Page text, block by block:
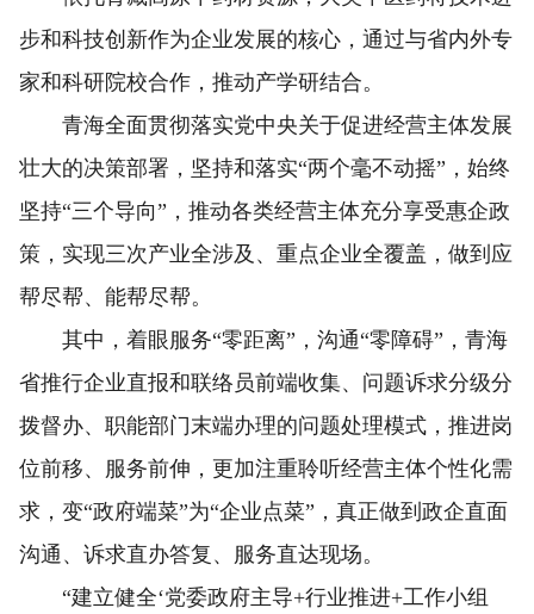
步和科技创新作为企业发展的核心，通过与省内外专
家和科研院校合作，推动产学研结合。
青海全面贯彻落实党中央关于促进经营主体发展
壮大的决策部署，坚持和落实“两个毫不动摇”，始终
坚持“三个导向”，推动各类经营主体充分享受惠企政
策，实现三次产业全涉及、重点企业全覆盖，做到应
帮尽帮、能帮尽帮。
其中，着眼服务“零距离”，沟通“零障碍”，青海
省推行企业直报和联络员前端收集、问题诉求分级分
拨督办、职能部门末端办理的问题处理模式，推进岗
位前移、服务前伸，更加注重聆听经营主体个性化需
求，变“政府端菜”为“企业点菜”，真正做到政企直面
沟通、诉求直办答复、服务直达现场。
“建立健全‘党委政府主导+行业推进+工作小组